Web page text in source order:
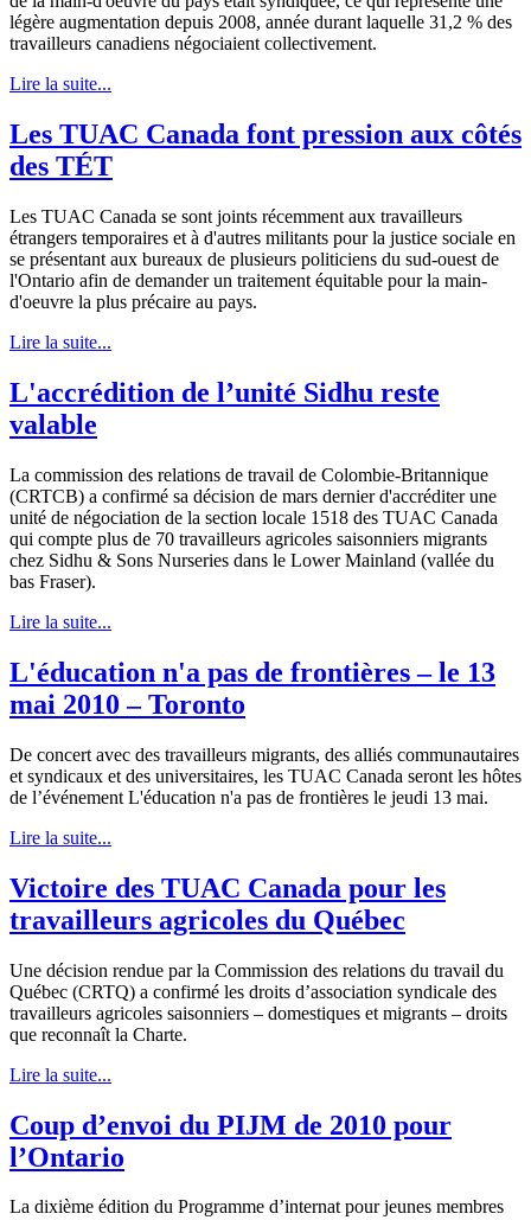
légère augmentation depuis 2008, année durant laquelle 31,2 % des
travailleurs canadiens négociaient collectivement.
Lire la suite...
Les TUAC Canada font pression aux côtés
des TÉT
Les TUAC Canada se sont joints récemment aux travailleurs
étrangers temporaires et à d'autres militants pour la justice sociale en
se présentant aux bureaux de plusieurs politiciens du sud-ouest de
l'Ontario afin de demander un traitement équitable pour la main-
d'oeuvre la plus précaire au pays.
Lire la suite...
L'accrédition de l’unité Sidhu reste
valable
La commission des relations de travail de Colombie-Britannique
(CRTCB) a confirmé sa décision de mars dernier d'accréditer une
unité de négociation de la section locale 1518 des TUAC Canada
qui compte plus de 70 travailleurs agricoles saisonniers migrants
chez Sidhu & Sons Nurseries dans le Lower Mainland (vallée du
bas Fraser).
Lire la suite...
L'éducation n'a pas de frontières – le 13
mai 2010 – Toronto
De concert avec des travailleurs migrants, des alliés communautaires
et syndicaux et des universitaires, les TUAC Canada seront les hôtes
de l’événement L'éducation n'a pas de frontières le jeudi 13 mai.
Lire la suite...
Victoire des TUAC Canada pour les
travailleurs agricoles du Québec
Une décision rendue par la Commission des relations du travail du
Québec (CRTQ) a confirmé les droits d’association syndicale des
travailleurs agricoles saisonniers – domestiques et migrants – droits
que reconnaît la Charte.
Lire la suite...
Coup d’envoi du PIJM de 2010 pour
l’Ontario
La dixième édition du Programme d’internat pour jeunes membres